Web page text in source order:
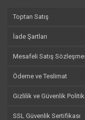
Toptan Satış
İade Şartları
Mesafeli Satış
Ödeme ve Teslimat
Gizlilik ve Güvenlik
SSL Güvenlik Sertifikası